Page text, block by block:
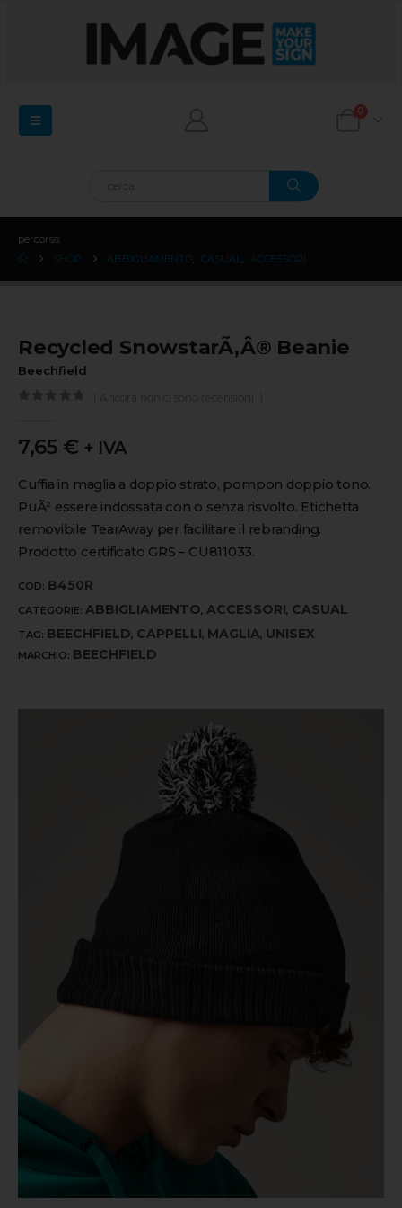
0
percorso:
SHOP
ABBIGLIAMENTO CASUAL ACCESSORI
Recycled SnowstarÃ‚Â® Beanie
Beechfield
7,65 € + IVA
Cuffia in maglia a doppio strato, pompon doppio tono.
PuÃ² essere indossata con o senza risvolto. Etichetta
removibile TearAway per facilitare il rebranding.
Prodotto certificato GRS – CU811033.
COD: B450R
CATEGORIE: ABBIGLIAMENTO, ACCESSORI, CASUAL
TAG: BEECHFIELD, CAPPELLI, MAGLIA, UNISEX
MARCHIO: BEECHFIELD